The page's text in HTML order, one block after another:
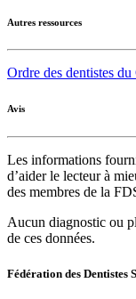
Autres ressources
Ordre des dentistes du
Avis
Les informations
d’aider le lecteur à
des membres de la
Aucun diagnostic ou
de ces données.
Fédération des Dentistes